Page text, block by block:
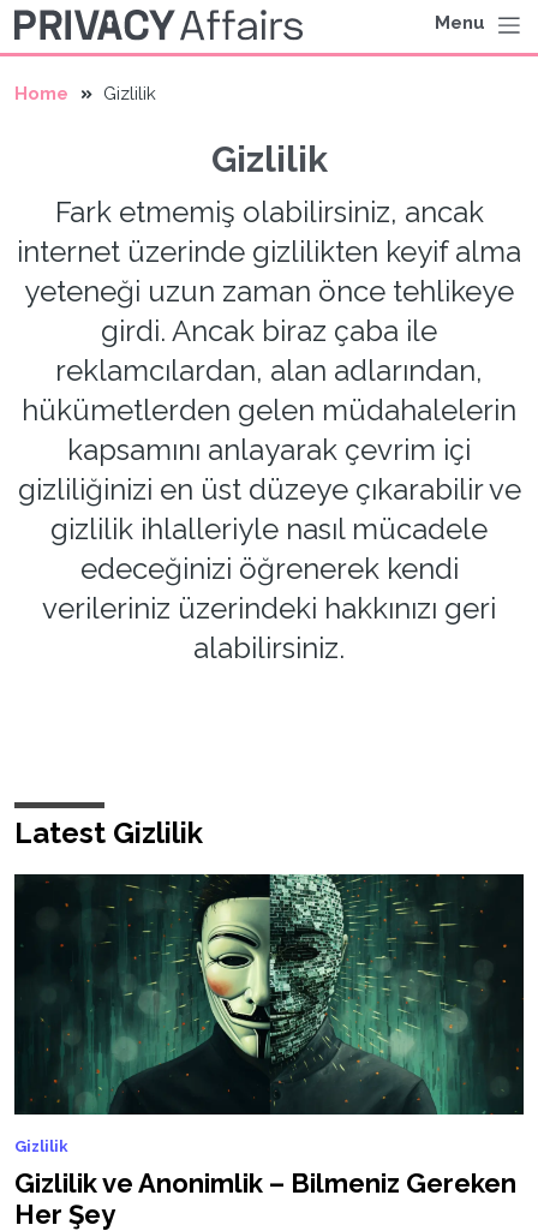
Menu
Home Gizlilik
Gizlilik
Fark etmemiş olabilirsiniz, ancak
internet üzerinde gizlilikten keyif alma
yeteneği uzun zaman önce tehlikeye
girdi. Ancak biraz çaba ile
reklamcılardan, alan adlarından,
hükümetlerden gelen müdahalelerin
kapsamını anlayarak çevrim içi
gizliliğinizi en üst düzeye çıkarabilir ve
gizlilik ihlalleriyle nasıl mücadele
edeceğinizi öğrenerek kendi
verileriniz üzerindeki hakkınızı geri
alabilirsiniz.
Latest Gizlilik
Gizlilik
Gizlilik ve Anonimlik – Bilmeniz Gereken
Her Şey